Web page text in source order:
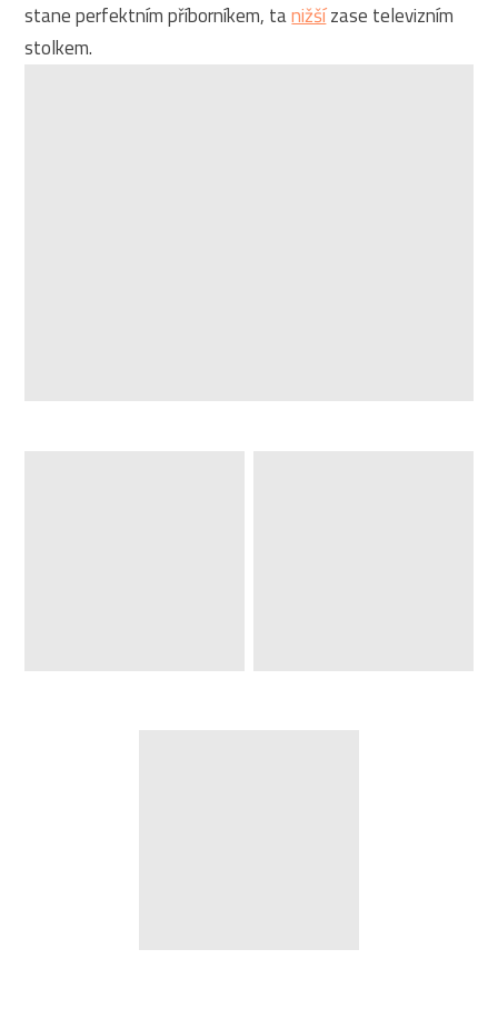
stane perfektním příborníkem, tanižšízase televizním
stolkem.